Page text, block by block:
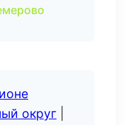
округ